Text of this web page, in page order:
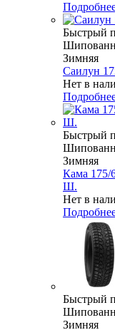
Быстрый
Зимняя
Саилун
Нет в
Быстрый
Зимняя
Кама
Ш.
Нет в
Быстрый
Зимняя